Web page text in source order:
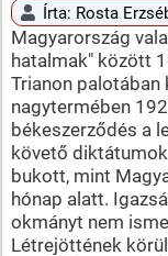
Írta: Rosta
Magyarország
hatalmak" között
Trianon
nagytermében
békeszerződés a
követő
bukott, mint
hónap alatt.
okmányt nem
Létrejöttének